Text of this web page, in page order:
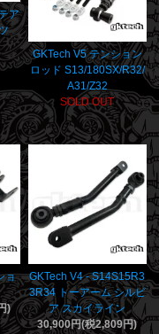
ア
GKTech V5 テンション
ロッド S13/180SX/R32/
A31/Z32
SOLD OUT
ョ
)
GKTech V4 - S14S15R3
3R34 トーアーム シルビ
ア スカイライン
30,900円(税2,809円)